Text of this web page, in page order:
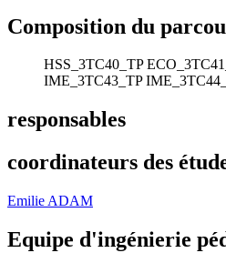
Composition du
HSS_3TC40_TP
IME_3TC43_TP
responsables
coordinateurs des
Emilie ADAM
Equipe d'ingénierie